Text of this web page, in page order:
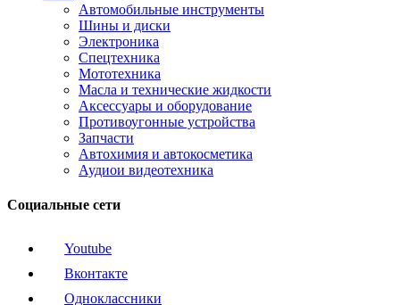
Автомобильные инструменты
Шины и диски
Электроника
Спецтехника
Мототехника
Масла и технические жидкости
Аксессуары и оборудование
Противоугонные устройства
Запчасти
Автохимия и автокосметика
Аудиои видеотехника
Социальные сети
Youtube
Вконтакте
Одноклассники